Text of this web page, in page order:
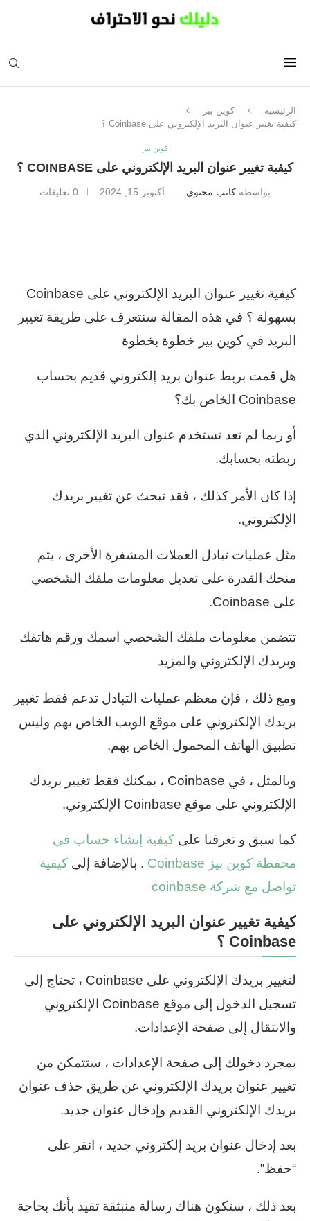
الرئيسية
كوين بيز
كيفية تغيير عنوان البريد الإلكتروني على Coinbase ؟
كوين بيز
كيفية تغيير عنوان البريد الإلكتروني على COINBASE ؟
بواسطة كاتب محتوى أكتوبر 15, 2024 0 تعليقات
كيفية تغيير عنوان البريد الإلكتروني على Coinbase
بسهولة ؟ في هذه المقالة سنتعرف على طريقة تغيير
البريد في كوين بيز خطوة بخطوة
هل قمت بربط عنوان بريد إلكتروني قديم بحساب
Coinbase الخاص بك؟
أو ربما لم تعد تستخدم عنوان البريد الإلكتروني الذي
ربطته بحسابك.
إذا كان الأمر كذلك ، فقد تبحث عن تغيير بريدك
الإلكتروني.
مثل عمليات تبادل العملات المشفرة الأخرى ، يتم
منحك القدرة على تعديل معلومات ملفك الشخصي
على Coinbase.
تتضمن معلومات ملفك الشخصي اسمك ورقم هاتفك
وبريدك الإلكتروني والمزيد
ومع ذلك ، فإن معظم عمليات التبادل تدعم فقط تغيير
بريدك الإلكتروني على موقع الويب الخاص بهم وليس
تطبيق الهاتف المحمول الخاص بهم.
وبالمثل ، في Coinbase ، يمكنك فقط تغيير بريدك
الإلكتروني على موقع Coinbase الإلكتروني.
كما سبق و تعرفنا على كيفية إنشاء حساب في
محفظة كوين بيز Coinbase
. بالإضافة إلى كيفية
تواصل مع شركة coinbase
كيفية تغيير عنوان البريد الإلكتروني على
Coinbase ؟
لتغيير بريدك الإلكتروني على Coinbase ، تحتاج إلى
تسجيل الدخول إلى موقع Coinbase الإلكتروني
والانتقال إلى صفحة الإعدادات.
بمجرد دخولك إلى صفحة الإعدادات ، ستتمكن من
تغيير عنوان بريدك الإلكتروني عن طريق حذف عنوان
بريدك الإلكتروني القديم وإدخال عنوان جديد.
بعد إدخال عنوان بريد إلكتروني جديد ، انقر على
“حفظ”.
بعد ذلك ، ستكون هناك رسالة منبثقة تفيد بأنك بحاجة